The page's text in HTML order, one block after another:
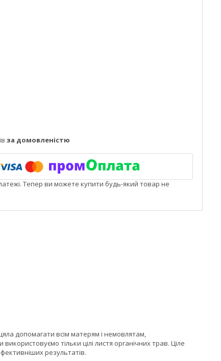
за домовленістю
Тепер ви можете купити будь-який товар не
допомагати всім матерям і немовлятам,
тільки цілі листя органічних трав. Ціле
результатів.